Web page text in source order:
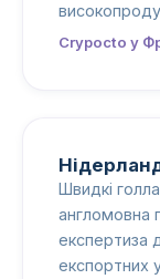
Crypocto у
Швидкі
англомовна
експертиза
експортних